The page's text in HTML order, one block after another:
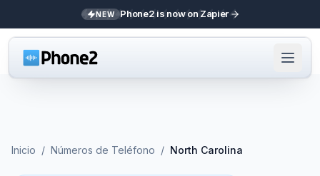
NEW Phone2 is now on Zapier
Inicio / Números de Teléfono / North Carolina